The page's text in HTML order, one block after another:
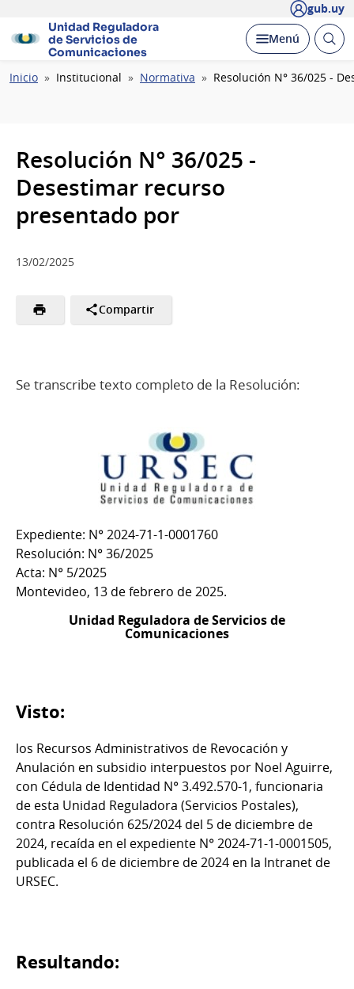
gub.uy
Unidad Reguladora
de Servicios de
Comunicaciones
Desplegar
Menú Abrir
Ruta
Inicio Institucional Normativa Resolución N° 36/025 -
Resolución N° 36/025 -
Desestimar recurso
presentado por
13/02/2025
Compartir
Se transcribe texto completo de la Resolución:
Expediente: N° 2024-71-1-0001760
Resolución: N° 36/2025
Acta: N° 5/2025
Montevideo, 13 de febrero de 2025.
Unidad Reguladora de Servicios de
Comunicaciones
Visto:
los Recursos Administrativos de Revocación y
Anulación en subsidio interpuestos por Noel Aguirre,
con Cédula de Identidad N° 3.492.570-1, funcionaria
de esta Unidad Reguladora (Servicios Postales),
contra Resolución 625/2024 del 5 de diciembre de
2024, recaída en el expediente N° 2024-71-1-0001505,
publicada el 6 de diciembre de 2024 en la Intranet de
URSEC.
Resultando: